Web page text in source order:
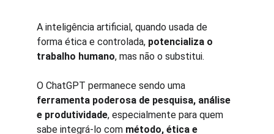
A inteligência artificial, quando usada de
forma ética e controlada, potencializa o
trabalho humano, mas não o substitui.
O ChatGPT permanece sendo uma
ferramenta poderosa de pesquisa, análise
e produtividade, especialmente para quem
sabe integrá-lo com método, ética e